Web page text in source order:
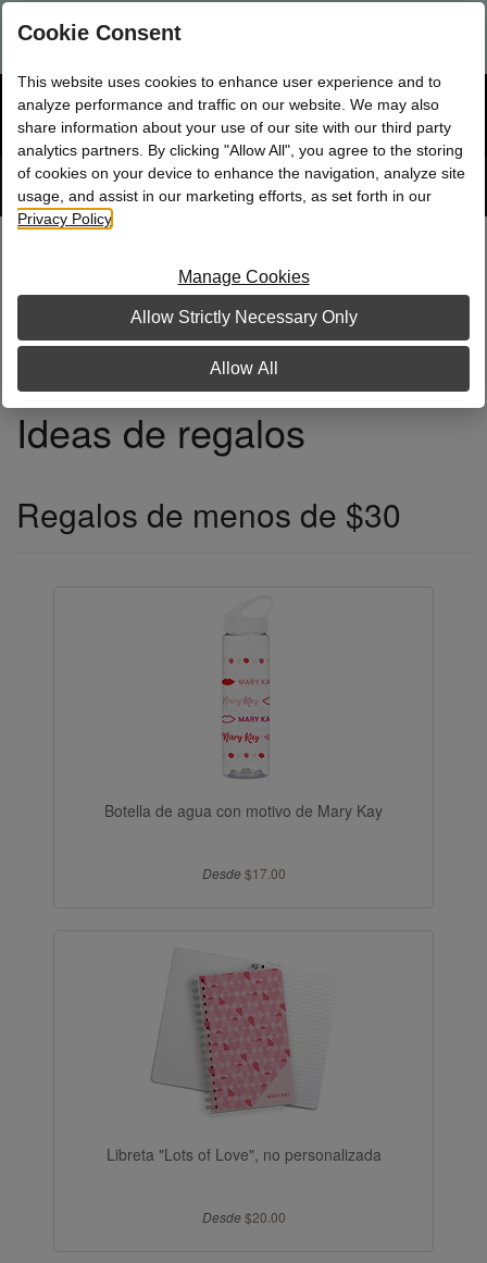
¿Eres consultora, directora o NSD de Mary Kay nueva?
☰Compra Bolsa
Rastrear
Sitio
de
Ideas de regalos
Regalos de menos de $30
Botella de agua con motivo de Mary Kay
Desde $17.00
Libreta "Lots of Love", no personalizada
Desde $20.00
Cookie Consent
This website uses cookies to enhance user experience and to
analyze performance and traffic on our website. We may also
share information about your use of our site with our third party
analytics partners. By clicking "Allow All", you agree to the storing
of cookies on your device to enhance the navigation, analyze site
usage, and assist in our marketing efforts, as set forth in our
Privacy Policy
Manage Cookies
Allow Strictly Necessary Only
Allow All